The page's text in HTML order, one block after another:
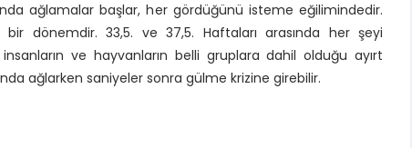
ağlamalar başlar, her gördüğünü isteme eğilimindedir.
dönemdir. 33,5. ve 37,5. Haftaları arasında her şeyi
ve hayvanların belli gruplara dahil olduğu ayırt
ağlarken saniyeler sonra gülme krizine girebilir.